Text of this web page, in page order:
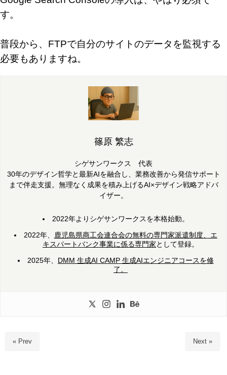
す。
普段から、FTPで自分のサイトのデータを監視する
必要もありますね。
篠原 繁志
シゲサンワークス 代表
30年のデザイン哲学と最新AIを融合し、業務改善から発信サポート
まで伴走支援。無理なく成果を積み上げるAI×デザイン戦略アドバ
イザー。
2022年よりシゲサンワークスを本格始動。
2022年、
鹿児島県商工会連合会の無料の専門家派遣制度、エ
キスパートバンク事業に係る専門家として登録。
2025年、 DMM 生成AI CAMP 生成AIエンジニアコースを修
了。
« Prev Next »